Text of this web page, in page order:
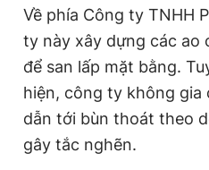
Về phía Công ty TNHH
ty này xây dựng các ao
để san lấp mặt bằng.
hiện, công ty không gia
dẫn tới bùn thoát theo
gây tắc nghẽn.